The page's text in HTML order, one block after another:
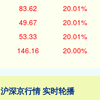
83.62 20.01%
49.67 20.01%
53.33 20.01%
146.16 20.00%
沪深京行情 实时轮播